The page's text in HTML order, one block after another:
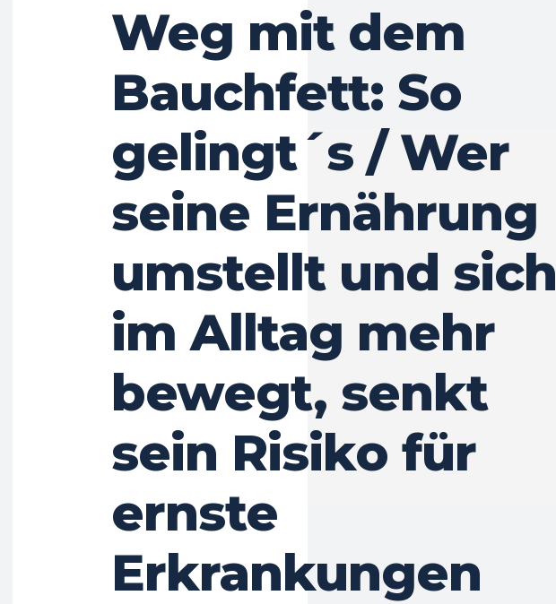
Weg mit dem
Bauchfett: So
gelingt´s / Wer
seine Ernährung
umstellt und sich
im Alltag mehr
bewegt, senkt
sein Risiko für
ernste
Erkrankungen